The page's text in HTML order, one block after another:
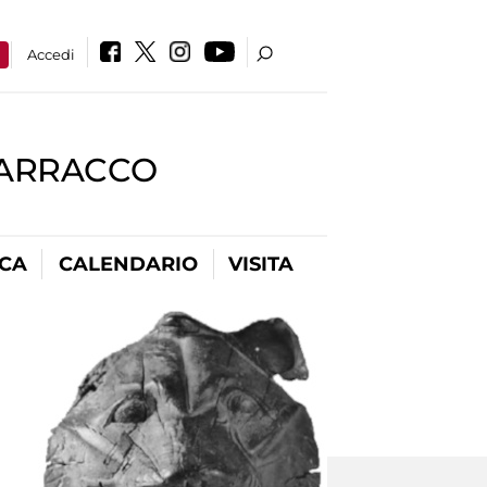
Accedi
CALENDARIO VISITA